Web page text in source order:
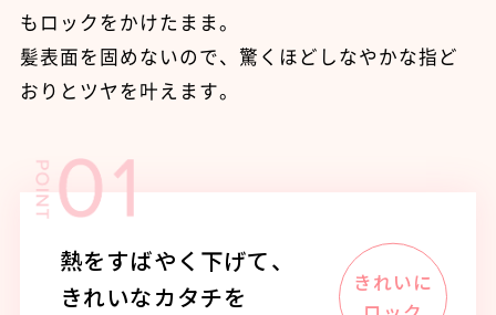
もロックをかけたまま。
髪表面を固めないので、驚くほどしなやかな指ど
おりとツヤを叶えます。
熱をすばやく下げて、
きれいなカタチを